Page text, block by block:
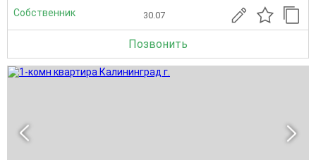
Собственник 30.07
Позвонить